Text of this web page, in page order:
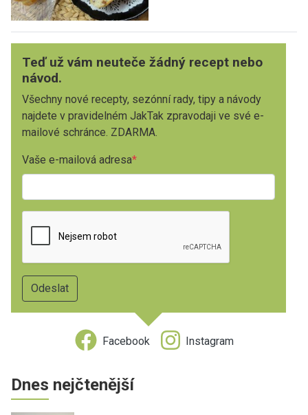
Teď už vám neuteče žádný recept nebo
návod.
Všechny nové recepty, sezónní rady, tipy a návody
najdete v pravidelném JakTak zpravodaji ve své e-
mailové schránce. ZDARMA.
Vaše e-mailová adresa
Facebook Instagram
Dnes nejčtenější